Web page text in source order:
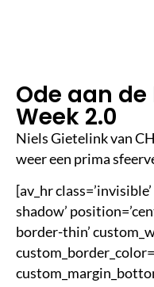
Ode aan
Week 2.0
Niels Gietelink van
weer een prima
[av_hr
shadow’
border-thin’